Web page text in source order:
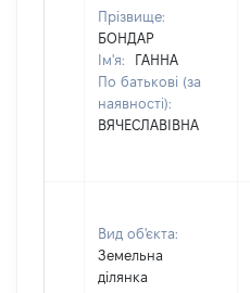
Прізвище:
БОНДАР
Ім'я:
ГАННА
По батькові (за
наявності):
ВЯЧЕСЛАВІВНА
Вид об'єкта:
Земельна
ділянка